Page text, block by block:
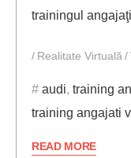
trainingul
Realitate Virtuală
audi, training
training angajati
READ MORE